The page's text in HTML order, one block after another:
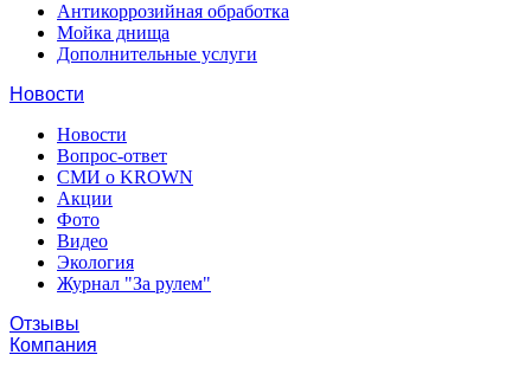
Антикоррозийная обработка
Мойка днища
Дополнительные услуги
Новости
Новости
Вопрос-ответ
СМИ о KROWN
Акции
Фото
Видео
Экология
Журнал "За рулем"
Отзывы
Компания